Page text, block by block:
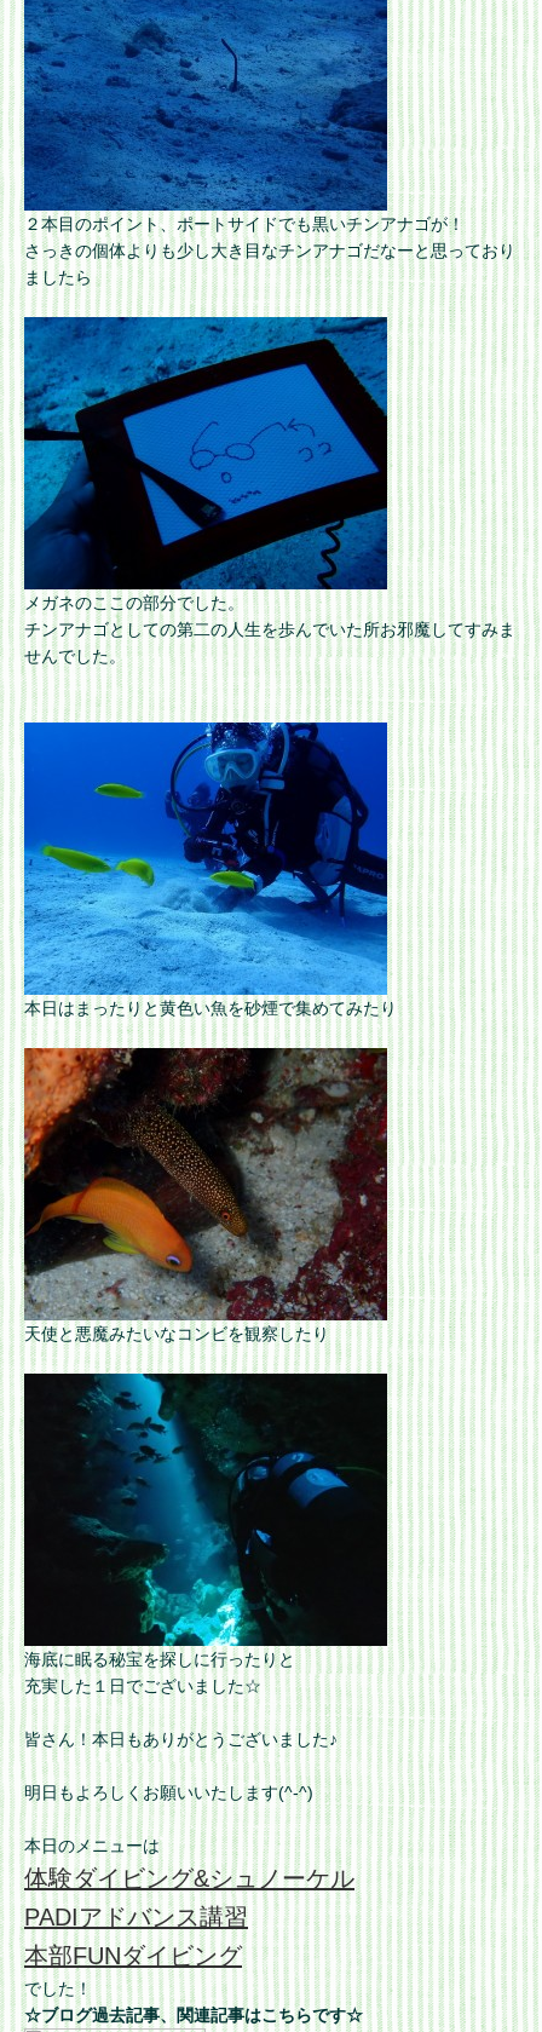
２本目のポイント、ポートサイドでも黒いチンアナゴが！
さっきの個体よりも少し大き目なチンアナゴだなーと思っており
ましたら
メガネのここの部分でした。
チンアナゴとしての第二の人生を歩んでいた所お邪魔してすみま
せんでした。
本日はまったりと黄色い魚を砂煙で集めてみたり
天使と悪魔みたいなコンビを観察したり
海底に眠る秘宝を探しに行ったりと
充実した１日でございました☆
皆さん！本日もありがとうございました♪
明日もよろしくお願いいたします(^-^)
本日のメニューは
体験ダイビング&シュノーケル
PADIアドバンス講習
本部FUNダイビング
でした！
☆ブログ過去記事、関連記事はこちらです☆